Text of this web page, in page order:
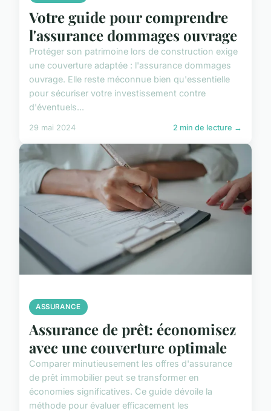
Votre guide pour comprendre
l'assurance dommages ouvrage
Protéger son patrimoine lors de construction exige
une couverture adaptée : l'assurance dommages
ouvrage. Elle reste méconnue bien qu'essentielle
pour sécuriser votre investissement contre
d'éventuels...
29 mai 2024 2 min de lecture →
ASSURANCE
Assurance de prêt: économisez
avec une couverture optimale
Comparer minutieusement les offres d'assurance
de prêt immobilier peut se transformer en
économies significatives. Ce guide dévoile la
méthode pour évaluer efficacement les